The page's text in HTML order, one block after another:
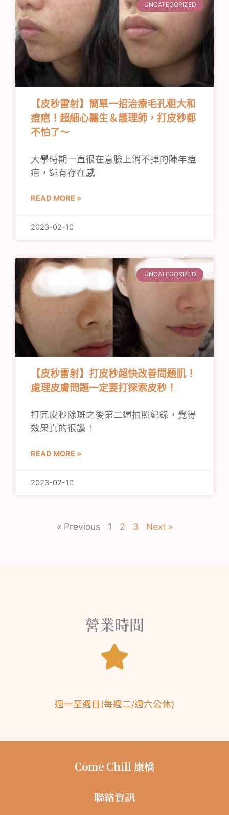
UNCATEGORIZED
【皮秒雷射】簡單一招治療毛孔粗大和
痘疤！超細心醫生＆護理師，打皮秒都
不怕了～
大學時期一直很在意臉上消不掉的陳年痘
疤，還有存在感
READ MORE »
2023-02-10
UNCATEGORIZED
【皮秒雷射】打皮秒超快改善問題肌！
處理皮膚問題一定要打探索皮秒！
打完皮秒除斑之後第二週拍照紀錄，覺得
效果真的很讚！
READ MORE »
2023-02-10
« Previous 1 2 3 Next »
營業時間
週一至週日(每週二/週六公休)
Come Chill 康橋
聯絡資訊